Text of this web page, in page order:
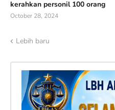
kerahkan personil 100 orang
October 28, 2024
Lebih baru